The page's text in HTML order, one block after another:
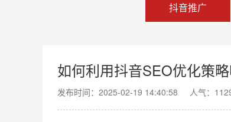
抖音推广
如何利用抖音SEO优化策
发布时间：2025-02-19 14:40:58 人气：